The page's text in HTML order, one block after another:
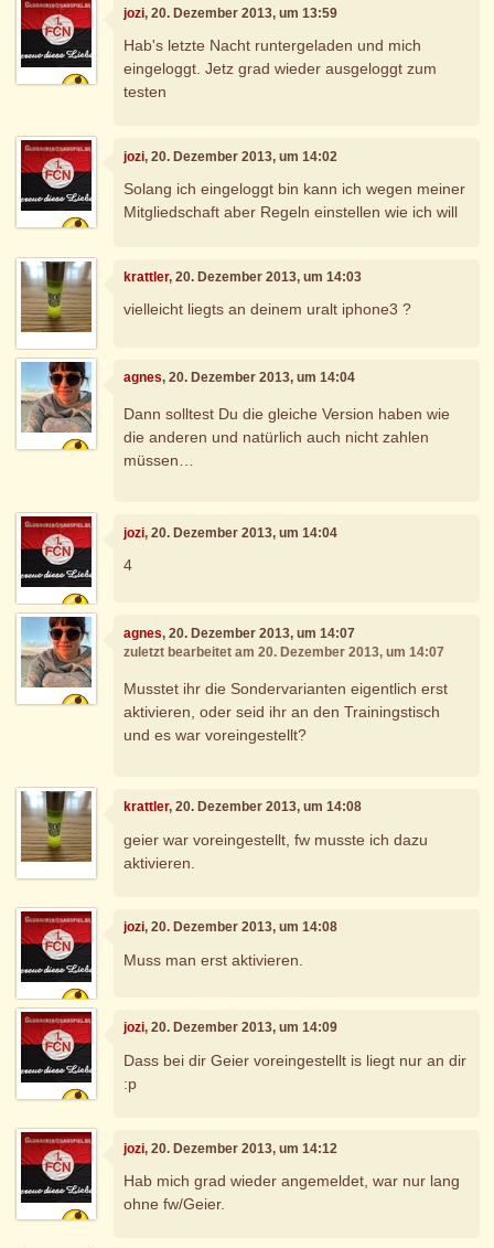
jozi, 20. Dezember 2013, um 13:59
Hab's letzte Nacht runtergeladen und mich
eingeloggt. Jetz grad wieder ausgeloggt zum
testen
jozi, 20. Dezember 2013, um 14:02
Solang ich eingeloggt bin kann ich wegen meiner
Mitgliedschaft aber Regeln einstellen wie ich will
krattler, 20. Dezember 2013, um 14:03
vielleicht liegts an deinem uralt iphone3 ?
agnes, 20. Dezember 2013, um 14:04
Dann solltest Du die gleiche Version haben wie
die anderen und natürlich auch nicht zahlen
müssen…
jozi, 20. Dezember 2013, um 14:04
4
agnes, 20. Dezember 2013, um 14:07
zuletzt bearbeitet am 20. Dezember 2013, um 14:07
Musstet ihr die Sondervarianten eigentlich erst
aktivieren, oder seid ihr an den Trainingstisch
und es war voreingestellt?
krattler, 20. Dezember 2013, um 14:08
geier war voreingestellt, fw musste ich dazu
aktivieren.
jozi, 20. Dezember 2013, um 14:08
Muss man erst aktivieren.
jozi, 20. Dezember 2013, um 14:09
Dass bei dir Geier voreingestellt is liegt nur an dir
:p
jozi, 20. Dezember 2013, um 14:12
Hab mich grad wieder angemeldet, war nur lang
ohne fw/Geier.